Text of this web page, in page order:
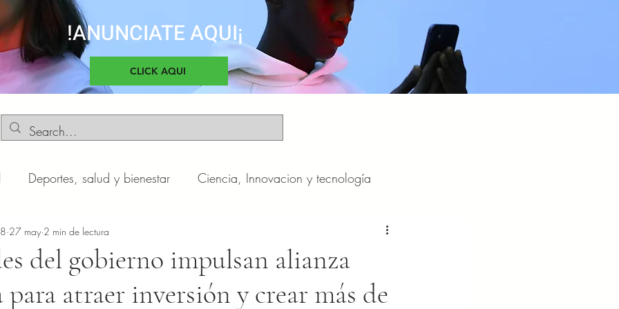
!ANUNCIATE AQUI¡
CLICK AQUI
Deportes, salud y bienestar Ciencia, Innovacion y tecnología
Negocios y Emprendimientos Cultura, sociedad y entretenimiento
Automóviles Novedades
del gobierno impulsan alianza
para atraer inversión y crear más de
27 may 2 min de lectura